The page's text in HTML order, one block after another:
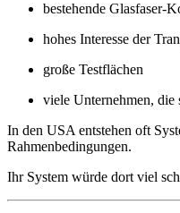
bestehende Glasfaser-
hohes Interesse der
große Testflächen
viele Unternehmen, die
In den USA entstehen oft
Rahmenbedingungen.
Ihr System würde dort viel